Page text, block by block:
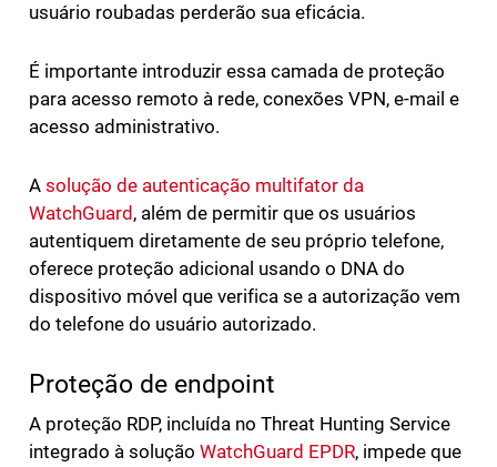
usuário roubadas perderão sua eficácia.
É importante introduzir essa camada de proteção
para acesso remoto à rede, conexões VPN, e-mail e
acesso administrativo.
A solução de autenticação multifator da
WatchGuard , além de permitir que os usuários
autentiquem diretamente de seu próprio telefone,
oferece proteção adicional usando o DNA do
dispositivo móvel que verifica se a autorização vem
do telefone do usuário autorizado.
Proteção de endpoint
A proteção RDP, incluída no Threat Hunting Service
integrado à solução WatchGuard EPDR, impede que